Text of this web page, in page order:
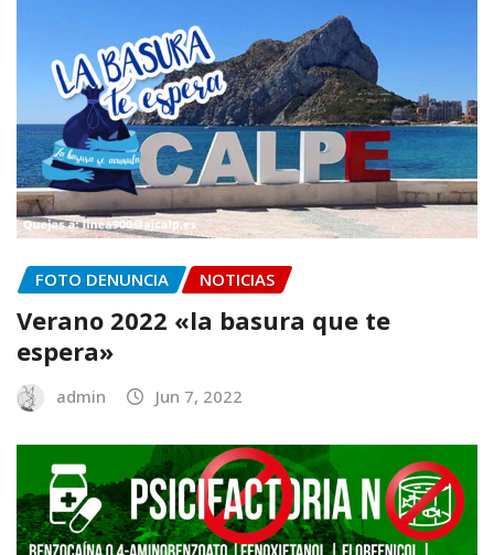
FOTO DENUNCIA NOTICIAS
Verano 2022 «la basura que te
espera»
admin Jun 7, 2022